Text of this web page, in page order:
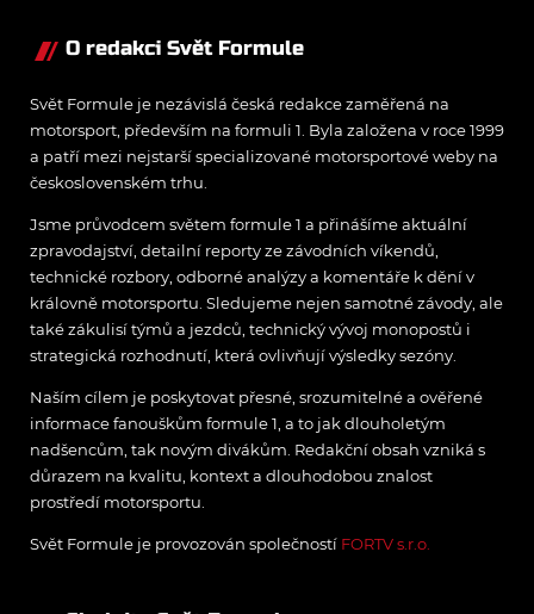
O redakci Svět Formule
Svět Formule je nezávislá česká redakce zaměřená na
motorsport, především na formuli 1. Byla založena v roce 1999
a patří mezi nejstarší specializované motorsportové weby na
československém trhu.
Jsme průvodcem světem formule 1 a přinášíme aktuální
zpravodajství, detailní reporty ze závodních víkendů,
technické rozbory, odborné analýzy a komentáře k dění v
královně motorsportu. Sledujeme nejen samotné závody, ale
také zákulisí týmů a jezdců, technický vývoj monopostů i
strategická rozhodnutí, která ovlivňují výsledky sezóny.
Naším cílem je poskytovat přesné, srozumitelné a ověřené
informace fanouškům formule 1, a to jak dlouholetým
nadšencům, tak novým divákům. Redakční obsah vzniká s
důrazem na kvalitu, kontext a dlouhodobou znalost
prostředí motorsportu.
Svět Formule je provozován společností FORTV s.r.o.